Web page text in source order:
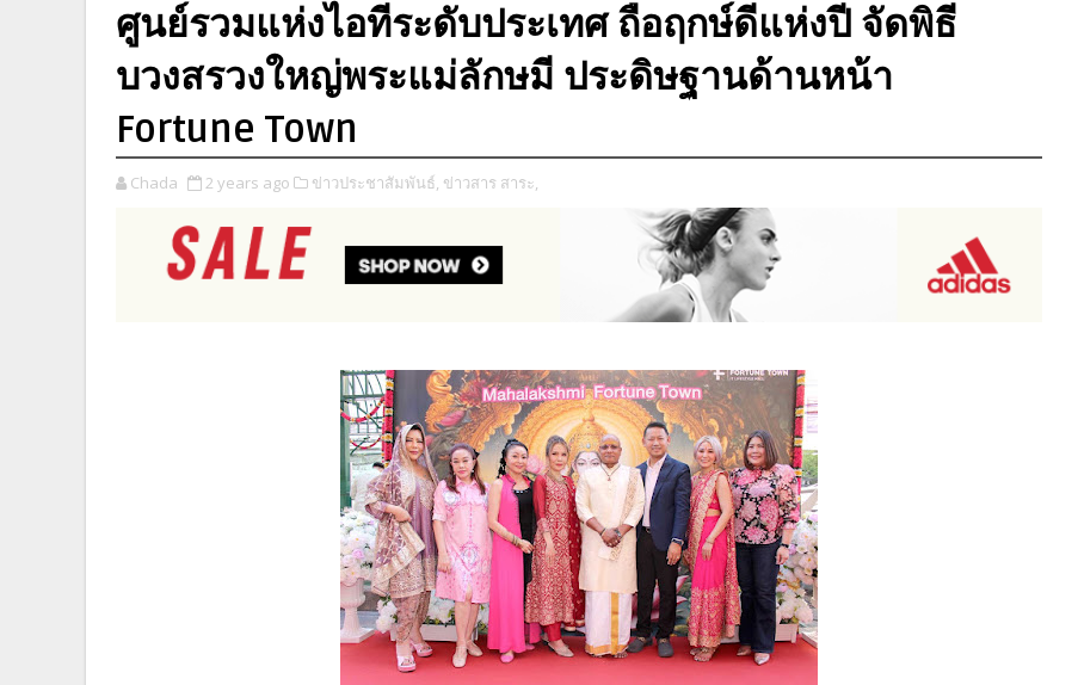
ศูนย์รวมแห่งไอทีระดับประเทศ ถือฤกษ์ดีแห่งปี จัดพิธี
บวงสรวงใหญ่พระแม่ลักษมี ประดิษฐานด้านหน้า
Fortune Town
Chada 2 years ago ข่าวประชาสัมพันธ์, ข่าวสาร สาระ,